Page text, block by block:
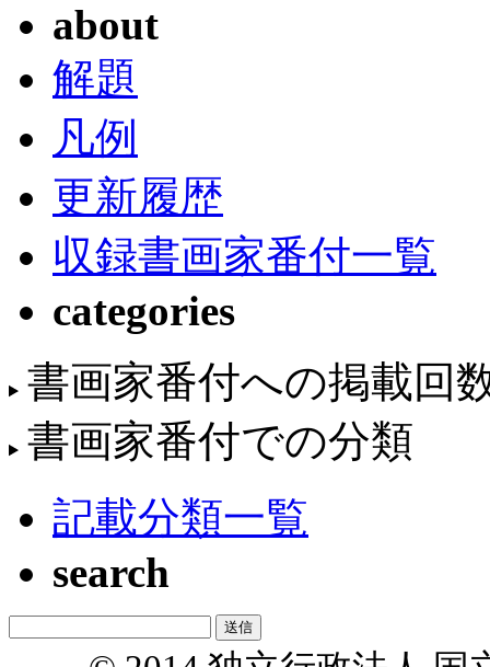
about
解題
凡例
更新履歴
収録書画家番付一覧
categories
書画家番付への掲載回
書画家番付での分類
記載分類一覧
search